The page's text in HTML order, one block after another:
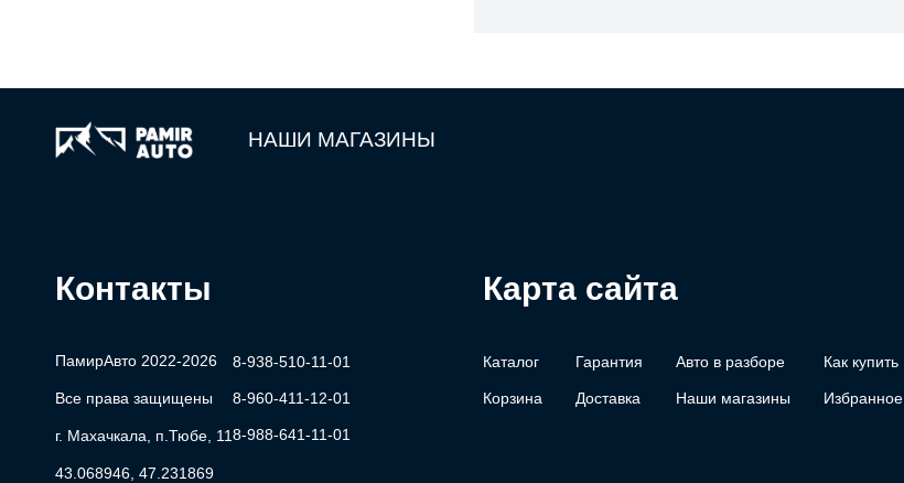
НАШИ МАГАЗИНЫ
Контакты
ПамирАвто 2022-2026
Все права защищены
г. Махачкала, п.Тюбе, 11
43.068946, 47.231869
8-938-510-11-01
8-960-411-12-01
8-988-641-11-01
Карта сайта
Каталог Гарантия Авто в разборе Как купить
Корзина Доставка Наши магазины Избранное